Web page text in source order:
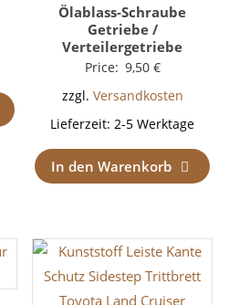
Ölablass-Schraube
Getriebe /
Verteilergetriebe
Price: 9,50 €
zzgl. Versandkosten
Lieferzeit:2-5 Werktage
In den Warenkorb